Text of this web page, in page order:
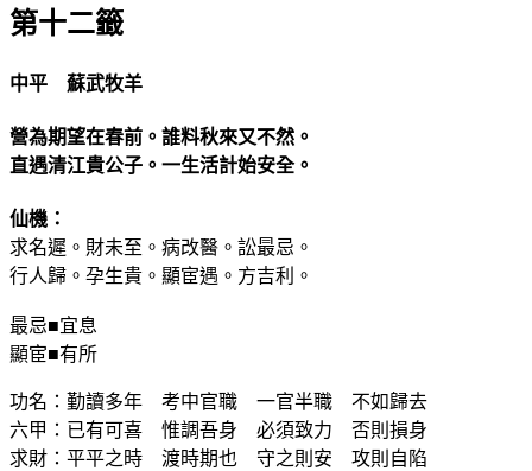
第十二籤
中平 蘇武牧羊
營為期望在春前。誰料秋來又不然。
直遇清江貴公子。一生活計始安全。
仙機：
求名遲。財未至。病改醫。訟最忌。
行人歸。孕生貴。顯宦遇。方吉利。
最忌■宜息
顯宦■有所
功名：勤讀多年 考中官職 一官半職 不如歸去
六甲：已有可喜 惟調吾身 必須致力 否則損身
求財：平平之時 渡時期也 守之則安 攻則自陷